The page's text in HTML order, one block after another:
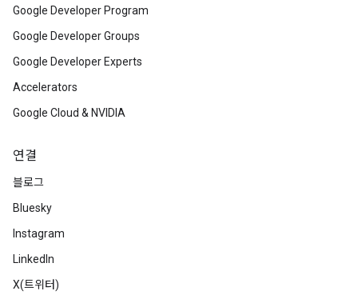
Google Developer Program
Google Developer Groups
Google Developer Experts
Accelerators
Google Cloud & NVIDIA
연결
블로그
Bluesky
Instagram
LinkedIn
X(트위터)